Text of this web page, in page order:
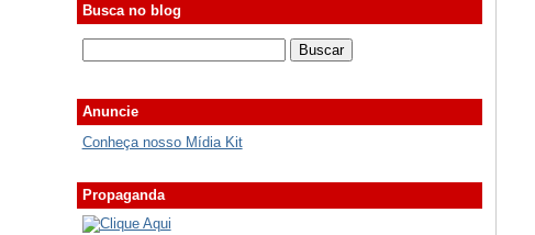
Busca no blog
Anuncie
Conheça nosso Mídia Kit
Propaganda